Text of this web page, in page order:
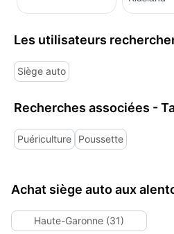
Les utilisateurs
Siège auto
Recherches associées -
Puériculture Poussette
Achat siège auto aux
Haute-Garonne (31)